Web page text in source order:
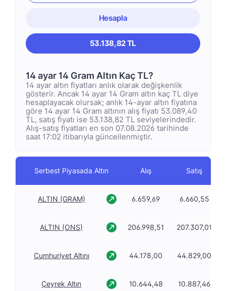
Hesapla
53.138,82 TL
14 ayar 14 Gram Altın Kaç TL?
14 ayar altın fiyatları anlık olarak değişkenlik
gösterir. Ancak 14 ayar 14 Gram altın kaç TL diye
hesaplayacak olursak; anlık 14-ayar altın fiyatına
göre 14 ayar 14 Gram altının alış fiyatı 53.089,40
TL, satış fiyatı ise 53.138,82 TL seviyelerindedir.
Alış-satış fiyatları en son 07.08.2026 tarihinde
saat 17:02 itibarıyla güncellenmiştir.
Serbest Piyasada Altın Alış Satış
ALTIN (GRAM) 6.659,69 6.660,55
ALTIN (ONS) 206.998,51 207.307,01
Cumhuriyet Altını 44.178,00 44.829,00
Çeyrek Altın 10.644,48 10.887,46